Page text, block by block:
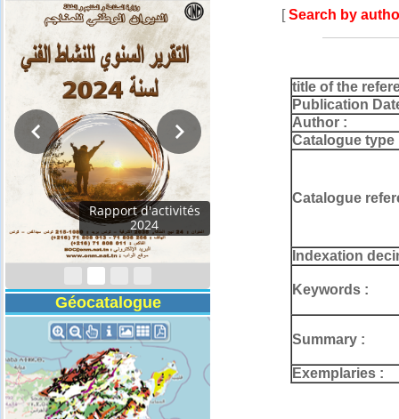
Programmes
Techniques 2026
Géocatalogue
[Search by
title of the
Publication
Author :
Catalogue type
Catalogue
Indexation
Keywords :
Summary :
Exemplaries :